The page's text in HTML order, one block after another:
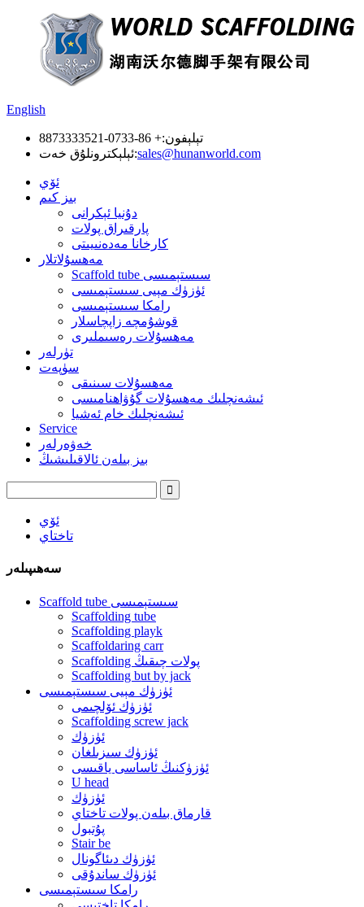
English
تېلېفون:+ 86-0733-8873333521
ئېلېكترونلۇق خەت:sales@hunanworld.com
ئۆي
بىز كىم
دۇنيا ئېكرانى
پارقىراق پولات
كارخانا مەدەنىيىتى
مەھسۇلاتلار
Scaffold tube سىستېمىسى
ئۈزۈك مېيى سىستېمىسى
رامكا سىستېمىسى
قوشۇمچە زاپچاسلار
مەھسۇلات رەسىملىرى
تۈرلەر
سۈپەت
مەھسۇلات سىنىقى
ئىشەنچلىك مەھسۇلات گۇۋاھنامىسى
ئىشەنچلىك خام ئەشيا
Service
خەۋەرلەر
بىز بىلەن ئالاقىلىشىڭ
ئۆي
تاختاي
سەھىپىلەر
Scaffold tube سىستېمىسى
Scaffolding tube
Scaffolding playk
Scaffoldaring carr
Scaffolding پولات چىقىڭ
Scaffolding but by jack
ئۈزۈك مېيى سىستېمىسى
ئۈزۈك ئۆلچىمى
Scaffolding screw jack
ئۈزۈك
ئۈزۈك سىزىلغان
ئۈزۈكنىڭ ئاساسى ياقىسى
U head
ئۈزۈك
قارماق بىلەن پولات تاختاي
پۇتبول
Stair be
ئۈزۈك دىئاگونال
ئۈزۈك ساندۇقى
رامكا سىستېمىسى